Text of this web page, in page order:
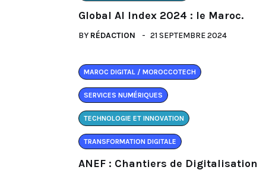
Global AI Index 2024 : le Maroc.
BY RÉDACTION 21 SEPTEMBRE 2024
MAROC DIGITAL / MOROCCOTECH
SERVICES NUMÉRIQUES
TECHNOLOGIE ET INNOVATION
TRANSFORMATION DIGITALE
ANEF : Chantiers de Digitalisation